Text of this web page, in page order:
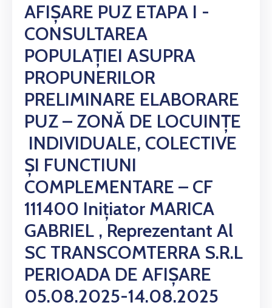
AFIȘARE PUZ ETAPA I -
CONSULTAREA
POPULAȚIEI ASUPRA
PROPUNERILOR
PRELIMINARE ELABORARE
PUZ – ZONĂ DE LOCUINȚE
INDIVIDUALE, COLECTIVE
ȘI FUNCTIUNI
COMPLEMENTARE – CF
111400 Inițiator MARICA
GABRIEL , Reprezentant Al
SC TRANSCOMTERRA S.R.L
PERIOADA DE AFIȘARE
05.08.2025-14.08.2025